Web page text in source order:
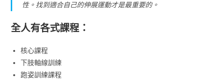
性。找到適合自己的伸展運動才是最重要的。
全人有各式課程：
核心課程
下肢軸線訓練
跑姿訓練課程